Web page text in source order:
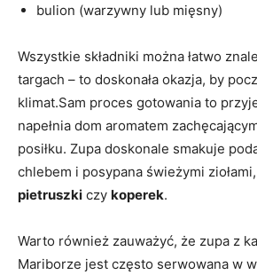
bulion (warzywny lub mięsny)
Wszystkie składniki można łatwo
targach – to doskonała okazja, by
klimat.Sam proces gotowania to
napełnia dom aromatem
posiłku. Zupa doskonale smakuje
chlebem i posypana świeżymi
pietruszki czy koperek.
Warto również zauważyć, że zupa z
Mariborze jest często serwowana w